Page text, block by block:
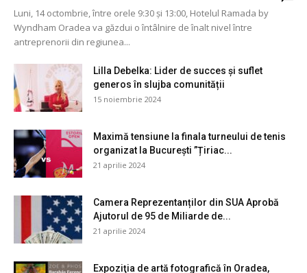
Luni, 14 octombrie, între orele 9:30 și 13:00, Hotelul Ramada by
Wyndham Oradea va găzdui o întâlnire de înalt nivel între
antreprenorii din regiunea...
Lilla Debelka: Lider de succes și suflet
generos în slujba comunității
15 noiembrie 2024
Maximă tensiune la finala turneului de tenis
organizat la București ”Țiriac...
21 aprilie 2024
Camera Reprezentanților din SUA Aprobă
Ajutorul de 95 de Miliarde de...
21 aprilie 2024
Expoziţia de artă fotografică în Oradea,